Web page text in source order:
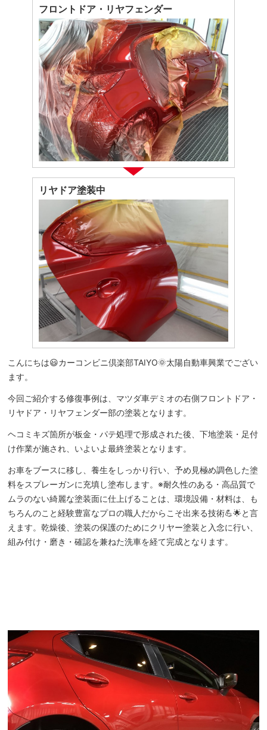
フロントドア・リヤフェンダー
リヤドア塗装中
こんにちは😃カーコンビニ倶楽部TAIYO🌞太陽自動車興業でござい
ます。
今回ご紹介する修復事例は、マツダ車デミオの右側フロントドア・
リヤドア・リヤフェンダー部の塗装となります。
ヘコミキズ箇所が板金・パテ処理で形成された後、下地塗装・足付
け作業が施され、いよいよ最終塗装となります。
お車をブースに移し、養生をしっかり行い、予め見極め調色した塗
料をスプレーガンに充填し塗布します。※耐久性のある・高品質で
ムラのない綺麗な塗装面に仕上げることは、環境設備・材料は、も
ちろんのこと経験豊富なプロの職人だからこそ出来る技術💪🌟と言
えます。乾燥後、塗装の保護のためにクリヤー塗装と入念に行い、
組み付け・磨き・確認を兼ねた洗車を経て完成となります。